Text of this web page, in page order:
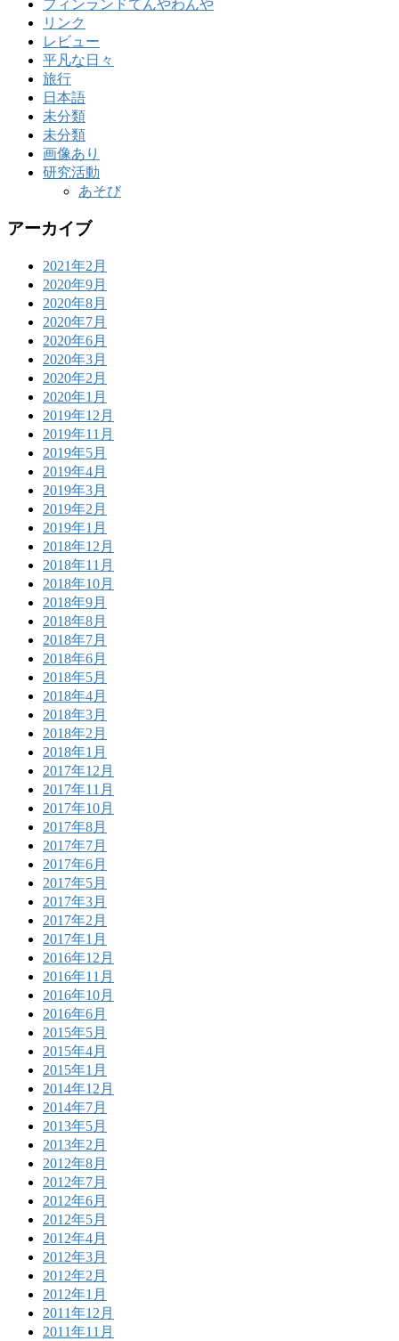
フィンランドてんやわんや
リンク
レビュー
平凡な日々
旅行
日本語
未分類
未分類
画像あり
研究活動
あそび
アーカイブ
2021年2月
2020年9月
2020年8月
2020年7月
2020年6月
2020年3月
2020年2月
2020年1月
2019年12月
2019年11月
2019年5月
2019年4月
2019年3月
2019年2月
2019年1月
2018年12月
2018年11月
2018年10月
2018年9月
2018年8月
2018年7月
2018年6月
2018年5月
2018年4月
2018年3月
2018年2月
2018年1月
2017年12月
2017年11月
2017年10月
2017年8月
2017年7月
2017年6月
2017年5月
2017年3月
2017年2月
2017年1月
2016年12月
2016年11月
2016年10月
2016年6月
2015年5月
2015年4月
2015年1月
2014年12月
2014年7月
2013年5月
2013年2月
2012年8月
2012年7月
2012年6月
2012年5月
2012年4月
2012年3月
2012年2月
2012年1月
2011年12月
2011年11月